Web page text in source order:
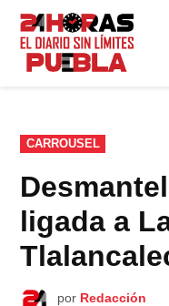
Saltar
contenido
PUBLICADO
EN
CARROUSEL
ligada a
por Redacción